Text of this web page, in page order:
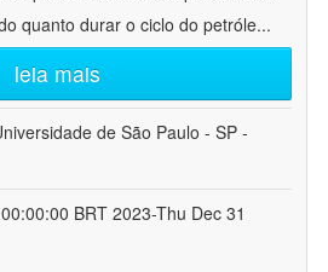
quanto durar o ciclo do petróle...
leia mais
de São Paulo - SP -
BRT 2023-Thu Dec 31